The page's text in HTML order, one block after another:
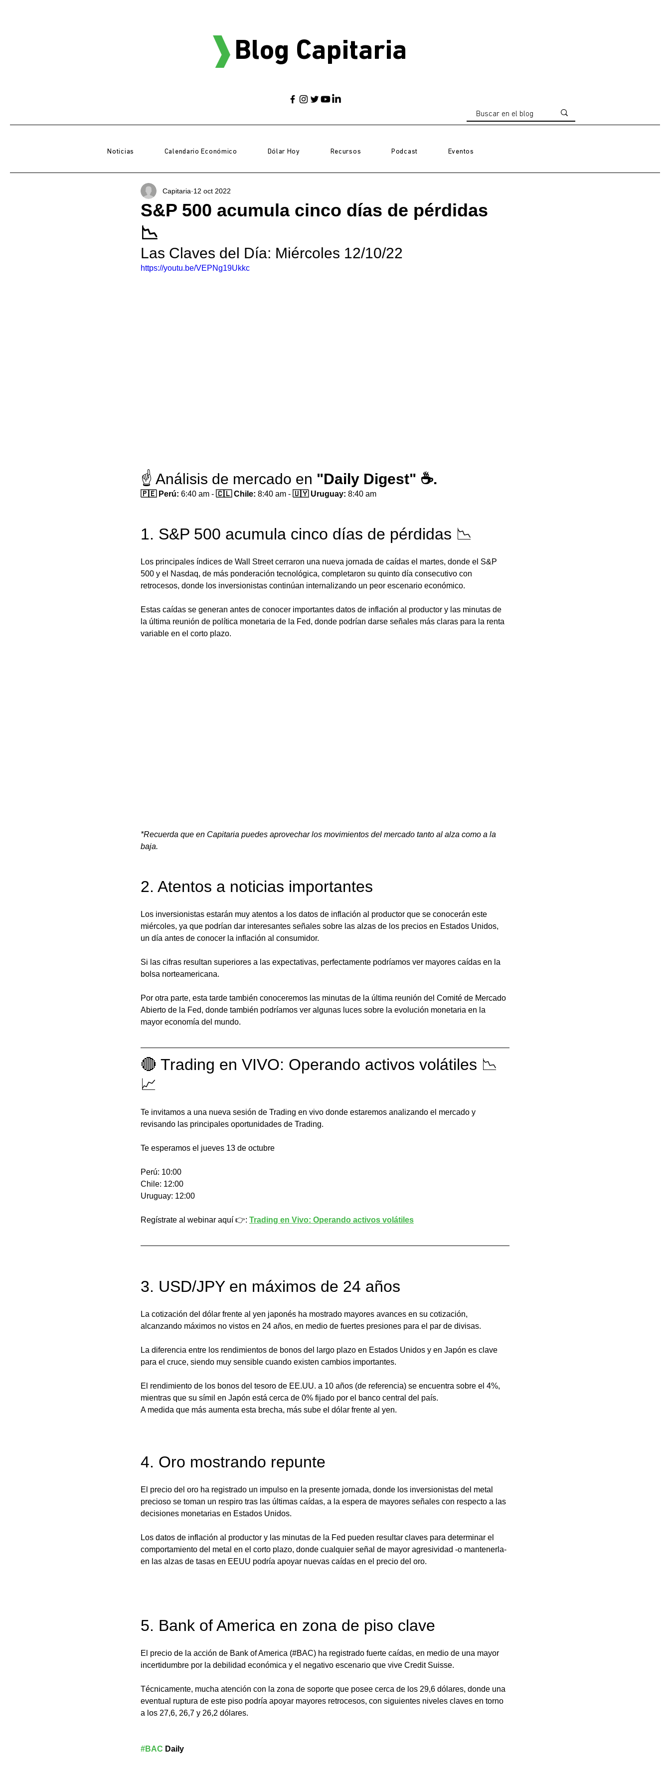
Blog Capitaria
Noticias Calendario Económico Dólar Hoy Recursos Podcast Eventos
S&P 500 acumula cinco días de pérdidas
📉
Capitaria 12 oct 2022
Las Claves del Día: Miércoles 12/10/22
https://youtu.be/VEPNg19Ukkc
☝️ Análisis de mercado en "Daily Digest" ☕.
🇵🇪 Perú: 6:40 am - 🇨🇱 Chile: 8:40 am - 🇺🇾 Uruguay: 8:40 am
1. S&P 500 acumula cinco días de pérdidas 📉
Los principales índices de Wall Street cerraron una nueva jornada de caídas el martes, donde el S&P
500 y el Nasdaq, de más ponderación tecnológica, completaron su quinto día consecutivo con
retrocesos, donde los inversionistas continúan internalizando un peor escenario económico.
Estas caídas se generan antes de conocer importantes datos de inflación al productor y las minutas de
la última reunión de política monetaria de la Fed, donde podrían darse señales más claras para la renta
variable en el corto plazo.
*Recuerda que en Capitaria puedes aprovechar los movimientos del mercado tanto al alza como a la
baja.
2. Atentos a noticias importantes
Los inversionistas estarán muy atentos a los datos de inflación al productor que se conocerán este
miércoles, ya que podrían dar interesantes señales sobre las alzas de los precios en Estados Unidos,
un día antes de conocer la inflación al consumidor.
Si las cifras resultan superiores a las expectativas, perfectamente podríamos ver mayores caídas en la
bolsa norteamericana.
Por otra parte, esta tarde también conoceremos las minutas de la última reunión del Comité de Mercado
Abierto de la Fed, donde también podríamos ver algunas luces sobre la evolución monetaria en la
mayor economía del mundo.
🔴 Trading en VIVO: Operando activos volátiles 📉
📈
Te invitamos a una nueva sesión de Trading en vivo donde estaremos analizando el mercado y
revisando las principales oportunidades de Trading.
Te esperamos el jueves 13 de octubre
Perú: 10:00
Chile: 12:00
Uruguay: 12:00
Regístrate al webinar aquí 👉: Trading en Vivo: Operando activos volátiles
3. USD/JPY en máximos de 24 años
La cotización del dólar frente al yen japonés ha mostrado mayores avances en su cotización,
alcanzando máximos no vistos en 24 años, en medio de fuertes presiones para el par de divisas.
La diferencia entre los rendimientos de bonos del largo plazo en Estados Unidos y en Japón es clave
para el cruce, siendo muy sensible cuando existen cambios importantes.
El rendimiento de los bonos del tesoro de EE.UU. a 10 años (de referencia) se encuentra sobre el 4%,
mientras que su símil en Japón está cerca de 0% fijado por el banco central del país.
A medida que más aumenta esta brecha, más sube el dólar frente al yen.
4. Oro mostrando repunte
El precio del oro ha registrado un impulso en la presente jornada, donde los inversionistas del metal
precioso se toman un respiro tras las últimas caídas, a la espera de mayores señales con respecto a las
decisiones monetarias en Estados Unidos.
Los datos de inflación al productor y las minutas de la Fed pueden resultar claves para determinar el
comportamiento del metal en el corto plazo, donde cualquier señal de mayor agresividad -o mantenerla-
en las alzas de tasas en EEUU podría apoyar nuevas caídas en el precio del oro.
5. Bank of America en zona de piso clave
El precio de la acción de Bank of America (#BAC) ha registrado fuerte caídas, en medio de una mayor
incertidumbre por la debilidad económica y el negativo escenario que vive Credit Suisse.
Técnicamente, mucha atención con la zona de soporte que posee cerca de los 29,6 dólares, donde una
eventual ruptura de este piso podría apoyar mayores retrocesos, con siguientes niveles claves en torno
a los 27,6, 26,7 y 26,2 dólares.
#BAC Daily